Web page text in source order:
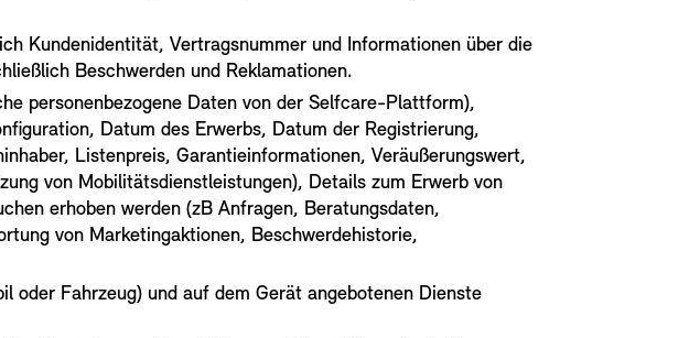
Kundenidentität, Vertragsnummer und Informationen über die
Beschwerden und Reklamationen.
personenbezogene Daten von der Selfcare-Plattform),
Datum des Erwerbs, Datum der Registrierung,
Listenpreis, Garantieinformationen, Veräußerungswert,
von Mobilitätsdienstleistungen), Details zum Erwerb von
erhoben werden (zB Anfragen, Beratungsdaten,
von Marketingaktionen, Beschwerdehistorie,
oder Fahrzeug) und auf dem Gerät angebotenen Dienste